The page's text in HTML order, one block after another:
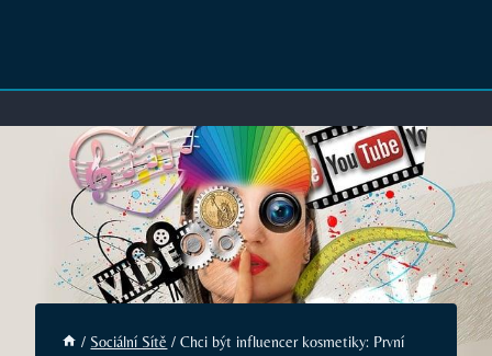
/ Sociální Sítě / Chci být influencer kosmetiky: První